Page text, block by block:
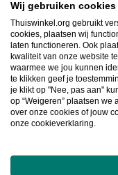
innovatievere
shoppen slimmer.
Lid worden
Snel navigeren
Wij gebruiken cookies
Thuiswinkel.org gebruikt
cookies, plaatsen wij
laten functioneren. Ook
kwaliteit van onze website
waarmee we jou kunnen
te klikken geef je
je klikt op "Nee, pas aan"
op “Weigeren” plaatsen
over onze cookies of jouw
onze cookieverklaring.